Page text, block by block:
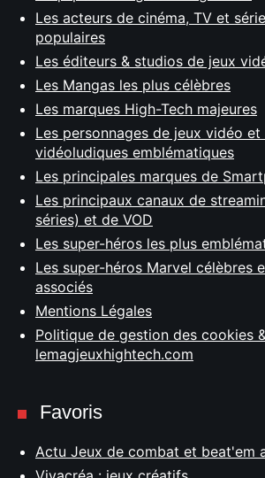
Les acteurs de cinéma, TV et
populaires
Les éditeurs & studios de jeux
Les Mangas les plus célèbres
Les marques High-Tech majeures
Les personnages de jeux vidéo et
vidéoludiques emblématiques
Les principales marques de
Les principaux canaux de
séries) et de VOD
Les super-héros les plus
Les super-héros Marvel célèbres
associés
Mentions Légales
Politique de gestion des cookies
lemagjeuxhightech.com
Favoris
Actu Jeux de combat et beat'em